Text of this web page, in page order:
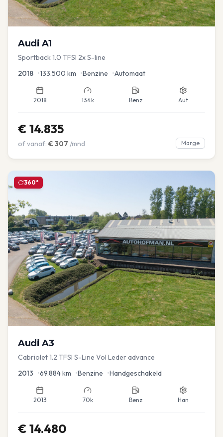
Audi A1
Sportback 1.0 TFSI 2x S-line
2018 •133.500 km •Benzine •Automaat
2018 134k Benz Aut
€ 14.835
of vanaf: € 307 /mnd Marge
360°
Audi A3
Cabriolet 1.2 TFSI S-Line Vol Leder advance
2013 •69.884km •Benzine •Handgeschakeld
2013 70k Benz Han
€ 14.480